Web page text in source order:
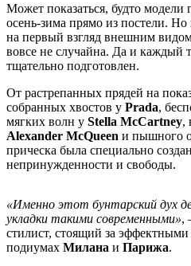
Может показаться, будто модели
осень-зима прямо из постели.
на первый взгляд внешним
вовсе не случайна. Да и каждый
тщательно подготовлен.
От растрепанных прядей на
собранных хвостов у Prada,
мягких волн у Stella McCartney,
Alexander McQueen и пышного
прическа была специально
непринужденности и свободы.
«Именно этот бунтарский дух
укладки такими современными»,
стилист, стоящий за
подиумах Милана и Парижа.